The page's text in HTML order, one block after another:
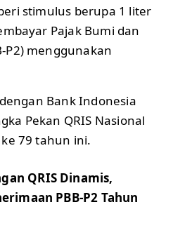
stimulus berupa 1 liter
Pajak Bumi dan
P2) menggunakan
Bank Indonesia
Pekan QRIS Nasional
79 tahun ini.
QRIS Dinamis,
PBB-P2 Tahun